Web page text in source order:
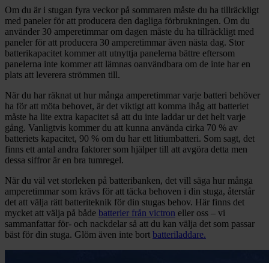
Om du är i stugan fyra veckor på sommaren måste du ha tillräckligt
med paneler för att producera den dagliga förbrukningen. Om du
använder 30 amperetimmar om dagen måste du ha tillräckligt med
paneler för att producera 30 amperetimmar även nästa dag. Stor
batterikapacitet kommer att utnyttja panelerna bättre eftersom
panelerna inte kommer att lämnas oanvändbara om de inte har en
plats att leverera strömmen till.
När du har räknat ut hur många amperetimmar varje batteri behöver
ha för att möta behovet, är det viktigt att komma ihåg att batteriet
måste ha lite extra kapacitet så att du inte laddar ur det helt varje
gång. Vanligtvis kommer du att kunna använda cirka 70 % av
batteriets kapacitet, 90 % om du har ett litiumbatteri. Som sagt, det
finns ett antal andra faktorer som hjälper till att avgöra detta men
dessa siffror är en bra tumregel.
När du väl vet storleken på batteribanken, det vill säga hur många
amperetimmar som krävs för att täcka behoven i din stuga, återstår
det att välja rätt batteriteknik för din stugas behov. Här finns det
mycket att välja på både batterier från victron eller oss – vi
sammanfattar för- och nackdelar så att du kan välja det som passar
bäst för din stuga. Glöm även inte bort batteriladdare.